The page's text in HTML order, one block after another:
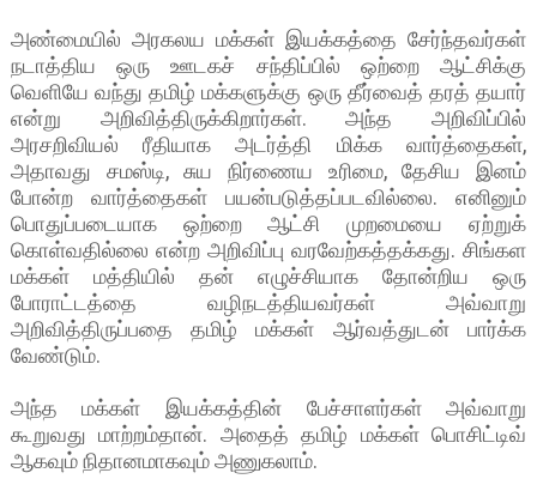
அண்மையில் அரகலய மக்கள் இயக்கத்தை சேர்ந்தவர்கள்
நடாத்திய ஒரு ஊடகச் சந்திப்பில் ஒற்றை ஆட்சிக்கு
வெளியே வந்து தமிழ் மக்களுக்கு ஒரு தீர்வைத் தரத் தயார்
என்று அறிவித்திருக்கிறார்கள். அந்த அறிவிப்பில்
அரசறிவியல் ரீதியாக அடர்த்தி மிக்க வார்த்தைகள்,
அதாவது சமஸ்டி, சுய நிர்ணைய உரிமை, தேசிய இனம்
போன்ற வார்த்தைகள் பயன்படுத்தப்படவில்லை. எனினும்
பொதுப்படையாக ஒற்றை ஆட்சி முறமையை ஏற்றுக்
கொள்வதில்லை என்ற அறிவிப்பு வரவேற்கத்தக்கது. சிங்கள
மக்கள் மத்தியில் தன் எழுச்சியாக தோன்றிய ஒரு
போராட்டத்தை வழிநடத்தியவர்கள் அவ்வாறு
அறிவித்திருப்பதை தமிழ் மக்கள் ஆர்வத்துடன் பார்க்க
வேண்டும்.
அந்த மக்கள் இயக்கத்தின் பேச்சாளர்கள் அவ்வாறு
கூறுவது மாற்றம்தான். அதைத் தமிழ் மக்கள் பொசிட்டிவ்
ஆகவும் நிதானமாகவும் அணுகலாம்.